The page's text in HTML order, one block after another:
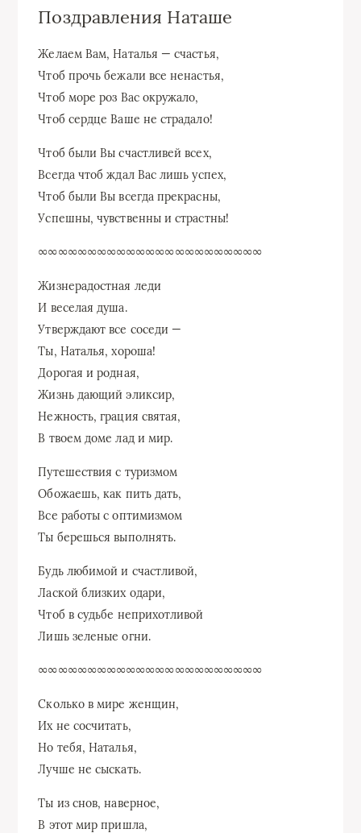
Поздравления Наташе
Желаем Вам, Наталья — счастья,
Чтоб прочь бежали все ненастья,
Чтоб море роз Вас окружало,
Чтоб сердце Ваше не страдало!
Чтоб были Вы счастливей всех,
Всегда чтоб ждал Вас лишь успех,
Чтоб были Вы всегда прекрасны,
Успешны, чувственны и страстны!
∞∞∞∞∞∞∞∞∞∞∞∞∞∞∞∞∞∞∞∞∞∞∞
Жизнерадостная леди
И веселая душа.
Утверждают все соседи —
Ты, Наталья, хороша!
Дорогая и родная,
Жизнь дающий эликсир,
Нежность, грация святая,
В твоем доме лад и мир.
Путешествия с туризмом
Обожаешь, как пить дать,
Все работы с оптимизмом
Ты берешься выполнять.
Будь любимой и счастливой,
Лаской близких одари,
Чтоб в судьбе неприхотливой
Лишь зеленые огни.
∞∞∞∞∞∞∞∞∞∞∞∞∞∞∞∞∞∞∞∞∞∞∞
Сколько в мире женщин,
Их не сосчитать,
Но тебя, Наталья,
Лучше не сыскать.
Ты из снов, наверное,
В этот мир пришла,